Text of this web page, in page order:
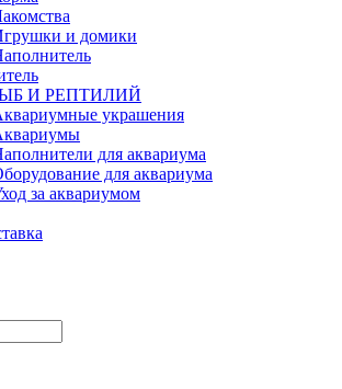
и домики
И РЕПТИЛИЙ
украшения
для аквариума
для аквариума
за аквариумом